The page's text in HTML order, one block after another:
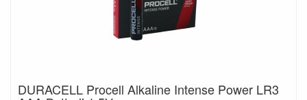
DURACELL Procell Alkaline Intense Power LR3